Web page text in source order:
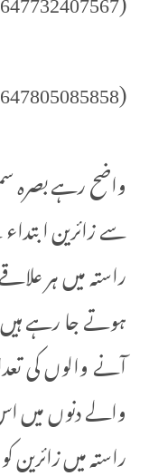
(9647805085858+)
واضح رہے بصرہ
سے زائرین
راستہ میں ہر
ہوتے جا رہے
آنے والوں کی
والے دنوں میں
راستہ میں